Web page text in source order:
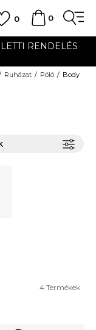
0
0
RENDELÉS
Ruházat Póló Body
4 Termékek